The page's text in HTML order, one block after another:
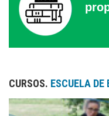
CURSOS. ESCUELA DE